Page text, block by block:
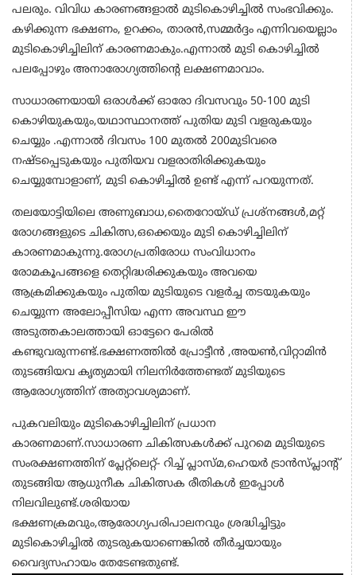
പലരും. വിവിധ കാരണങ്ങളാല്‍ മുടികൊഴിച്ചില്‍ സംഭവിക്കും.
കഴിക്കുന്ന ഭക്ഷണം, ഉറക്കം, താരന്‍,സമ്മര്‍ദ്ദം എന്നിവയെല്ലാം
മുടികൊഴിച്ചിലിന് കാരണമാകും.എന്നാല്‍ മുടി കൊഴിച്ചില്‍
പലപ്പോഴും അനാരോഗ്യത്തിന്റെ ലക്ഷണമാവാം.
സാധാരണയായി ഒരാള്‍ക്ക് ഓരോ ദിവസവും 50-100 മുടി
കൊഴിയുകയും,യഥാസ്ഥാനത്ത് പുതിയ മുടി വളരുകയും
ചെയ്യും .എന്നാല്‍ ദിവസം 100 മുതല്‍ 200മുടിവരെ
നഷ്ടപ്പെടുകയും പുതിയവ വളരാതിരിക്കുകയും
ചെയ്യുമ്പോളാണ്, മുടി കൊഴിച്ചില്‍ ഉണ്ട് എന്ന് പറയുന്നത്.
തലയോട്ടിയിലെ അണുബാധ,തൈറോയ്ഡ് പ്രശ്‌നങ്ങള്‍,മറ്റ്
രോഗങ്ങളുടെ ചികിത്സ,ഒക്കെയും മുടി കൊഴിച്ചിലിന്
കാരണമാകുന്നു.രോഗപ്രതിരോധ സംവിധാനം
രോമകൂപങ്ങളെ തെറ്റിദ്ധരിക്കുകയും അവയെ
ആക്രമിക്കുകയും പുതിയ മുടിയുടെ വളര്‍ച്ച തടയുകയും
ചെയ്യുന്ന അലോപ്പീസിയ എന്ന അവസ്ഥ ഈ
അടുത്തകാലത്തായി ഓട്ടേറെ പേരില്‍
കണ്ടുവരുന്നണ്ട്.ഭക്ഷണത്തില്‍ പ്രോട്ടീന്‍ ,അയണ്‍,വിറ്റാമിന്‍
തുടങ്ങിയവ കൃത്യമായി നിലനിര്‍ത്തേണ്ടത് മുടിയുടെ
ആരോഗ്യത്തിന് അത്യാവശ്യമാണ്.
പുകവലിയും മുടികൊഴിച്ചിലിന് പ്രധാന
കാരണമാണ്.സാധാരണ ചികിത്സകള്‍ക്ക് പുറമെ മുടിയുടെ
സംരക്ഷണത്തിന് പ്ലേറ്റ്ലെറ്റ്- റിച്ച് പ്ലാസ്മ,ഹെയര്‍ ട്രാന്‍സ്പ്ലാന്റ്
തുടങ്ങിയ ആധുനീക ചികിത്സക രീതികള്‍ ഇപ്പോള്‍
നിലവിലുണ്ട്.ശരിയായ
ഭക്ഷണക്രമവും,ആരോഗ്യപരിപാലനവും ശ്രദ്ധിച്ചിട്ടും
മുടികൊഴിച്ചില്‍ തുടരുകയാണെങ്കില്‍ തീര്‍ച്ചയായും
വൈദ്യസഹായം തേടേണ്ടതുണ്ട്.